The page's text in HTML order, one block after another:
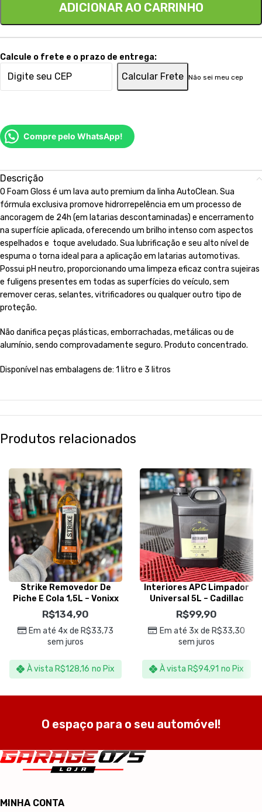
ADICIONAR AO CARRINHO
Calcule o frete e o prazo de entrega:
Calcular Frete Não sei meu cep
Compre pelo WhatsApp!
Descrição
O Foam Gloss é um lava auto premium da linha AutoClean. Sua
fórmula exclusiva promove hidrorrepelência em um processo de
ancoragem de 24h (em latarias descontaminadas) e encerramento
na superfície aplicada, oferecendo um brilho intenso com aspectos
espelhados e toque aveludado. Sua lubrificação e seu alto nível de
espuma o torna ideal para a aplicação em latarias automotivas.
Possui pH neutro, proporcionando uma limpeza eficaz contra sujeiras
e fuligens presentes em todas as superfícies do veículo, sem
remover ceras, selantes, vitrificadores ou qualquer outro tipo de
proteção.
Não danifica peças plásticas, emborrachadas, metálicas ou de
alumínio, sendo comprovadamente seguro. Produto concentrado.
Disponível nas embalagens de: 1 litro e 3 litros
Produtos relacionados
Strike Removedor De
Piche E Cola 1,5L – Vonixx
R$134,90
Em até 4x de R$33,73
sem juros
À vista R$128,16 no Pix
Interiores APC Limpador
Universal 5L – Cadillac
R$99,90
Em até 3x de R$33,30
sem juros
À vista R$94,91 no Pix
O espaço para o seu automóvel!
MINHA CONTA